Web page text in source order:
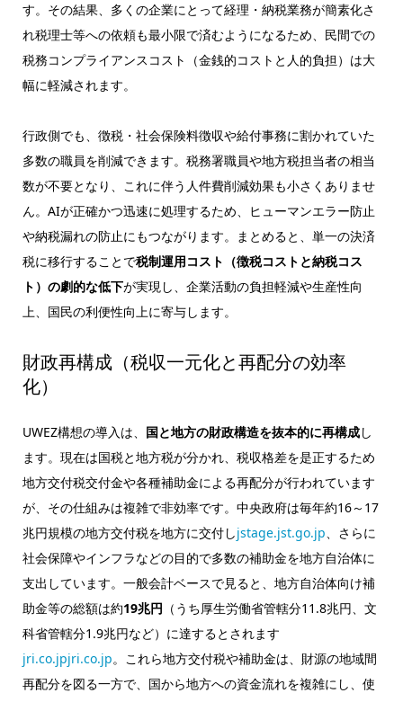
す。その結果、多くの企業にとって経理・納税業務が簡素化さ
れ税理士等への依頼も最小限で済むようになるため、民間での
税務コンプライアンスコスト（金銭的コストと人的負担）は大
幅に軽減されます。
行政側でも、徴税・社会保険料徴収や給付事務に割かれていた
多数の職員を削減できます。税務署職員や地方税担当者の相当
数が不要となり、これに伴う人件費削減効果も小さくありませ
ん。AIが正確かつ迅速に処理するため、ヒューマンエラー防止
や納税漏れの防止にもつながります。まとめると、単一の決済
税に移行することで税制運用コスト（徴税コストと納税コス
ト）の劇的な低下が実現し、企業活動の負担軽減や生産性向
上、国民の利便性向上に寄与します。
財政再構成（税収一元化と再配分の効率
化）
UWEZ構想の導入は、 国と地方の財政構造を抜本的に再構成し
ます。現在は国税と地方税が分かれ、税収格差を是正するため
地方交付税交付金や各種補助金による再配分が行われています
が、その仕組みは複雑で非効率です。中央政府は毎年約16～17
兆円規模の地方交付税を地方に交付しjstage.jst.go.jp、さらに
社会保障やインフラなどの目的で多数の補助金を地方自治体に
支出しています。一般会計ベースで見ると、地方自治体向け補
助金等の総額は約19兆円 （うち厚生労働省管轄分11.8兆円、文
科省管轄分1.9兆円など）に達するとされます
jri.co.jpjri.co.jp。これら地方交付税や補助金は、財源の地域間
再配分を図る一方で、国から地方への資金流れを複雑にし、使